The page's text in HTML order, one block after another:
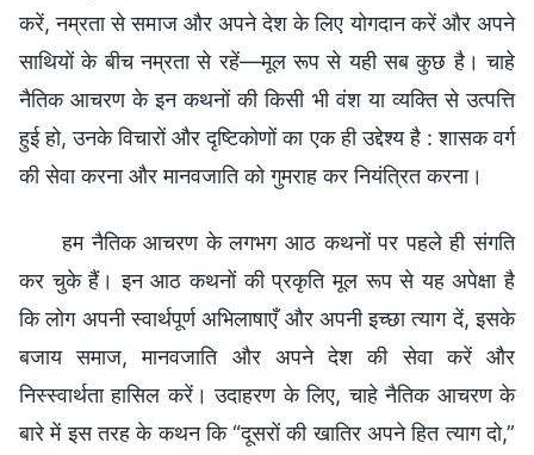
करें, नम्रता से समाज और अपने देश के लिए योगदान करें और अपने
साथियों के बीच नम्रता से रहें—मूल रूप से यही सब कुछ है। चाहे
नैतिक आचरण के इन कथनों की किसी भी वंश या व्यक्ति से उत्पत्ति
हुई हो, उनके विचारों और दृष्टिकोणों का एक ही उद्देश्य है : शासक वर्ग
की सेवा करना और मानवजाति को गुमराह कर नियंत्रित करना।
हम नैतिक आचरण के लगभग आठ कथनों पर पहले ही संगति
कर चुके हैं। इन आठ कथनों की प्रकृति मूल रूप से यह अपेक्षा है
कि लोग अपनी स्वार्थपूर्ण अभिलाषाएँ और अपनी इच्छा त्याग दें, इसके
बजाय समाज, मानवजाति और अपने देश की सेवा करें और
निस्स्वार्थता हासिल करें। उदाहरण के लिए, चाहे नैतिक आचरण के
बारे में इस तरह के कथन कि “दूसरों की खातिर अपने हित त्याग दो,”